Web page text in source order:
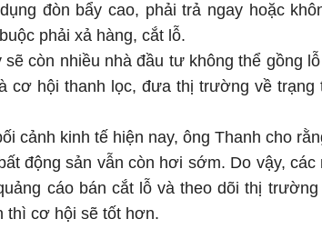
đòn bẩy cao, phải trả ngay hoặc
phải xả hàng, cắt lỗ.
còn nhiều nhà đầu tư không thể gồng
cơ hội thanh lọc, đưa thị trường về trạng
cảnh kinh tế hiện nay, ông Thanh cho
động sản vẫn còn hơi sớm. Do vậy,
cáo bán cắt lỗ và theo dõi thị
thì cơ hội sẽ tốt hơn.